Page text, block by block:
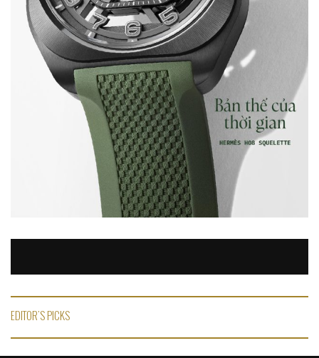
EDITOR'S PICKS